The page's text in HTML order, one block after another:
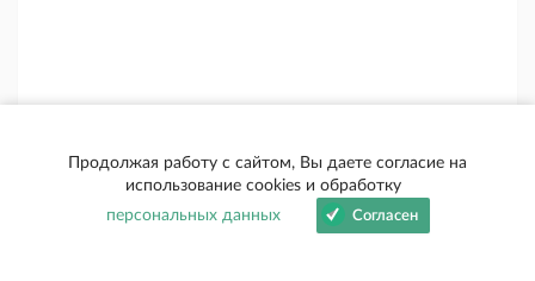
Продолжая работу с сайтом, Вы даете согласие на
использование cookies и обработку
персональных данных
Согласен